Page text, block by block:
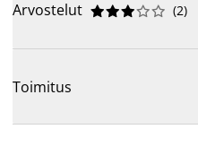
Arvostelut 




 (2)
Toimitus